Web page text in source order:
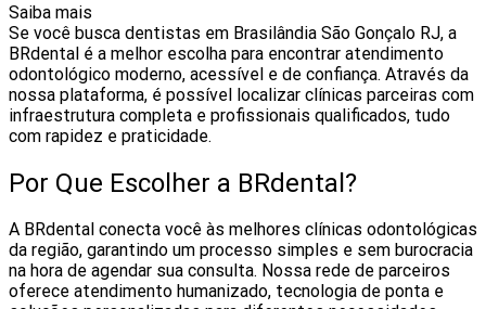
Saiba mais
Se você busca dentistas em Brasilândia São Gonçalo RJ, a
BRdental é a melhor escolha para encontrar atendimento
odontológico moderno, acessível e de confiança. Através da
nossa plataforma, é possível localizar clínicas parceiras com
infraestrutura completa e profissionais qualificados, tudo
com rapidez e praticidade.
Por Que Escolher a BRdental?
A BRdental conecta você às melhores clínicas odontológicas
da região, garantindo um processo simples e sem burocracia
na hora de agendar sua consulta. Nossa rede de parceiros
oferece atendimento humanizado, tecnologia de ponta e